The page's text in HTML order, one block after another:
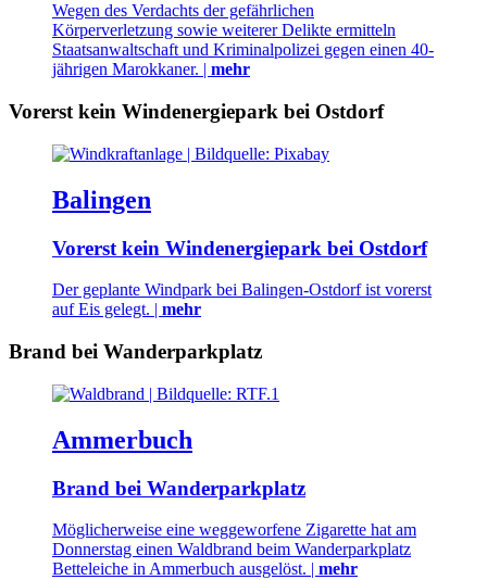
Wegen des Verdachts der gefährlichen
Körperverletzung sowie weiterer Delikte ermitteln
Staatsanwaltschaft und Kriminalpolizei gegen einen 40-
jährigen Marokkaner. | mehr
Vorerst kein Windenergiepark bei Ostdorf
Balingen
Vorerst kein Windenergiepark bei Ostdorf
Der geplante Windpark bei Balingen-Ostdorf ist vorerst
auf Eis gelegt. | mehr
Brand bei Wanderparkplatz
Ammerbuch
Brand bei Wanderparkplatz
Möglicherweise eine weggeworfene Zigarette hat am
Donnerstag einen Waldbrand beim Wanderparkplatz
Betteleiche in Ammerbuch ausgelöst. | mehr